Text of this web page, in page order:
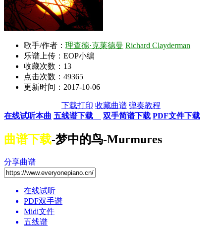
歌手/作者： 理查德·克莱德曼 Richard Clayderman
乐谱上传：EOP小编
收藏次数： 13
点击次数：49365
更新时间：2017-10-06
下载打印 收藏曲谱 弹奏教程
在线试听本曲 五线谱下载 双手简谱下载 PDF文件下载
曲谱下载-梦中的鸟-Murmures
分享曲谱
在线试听
PDF双手谱
Midi文件
五线谱